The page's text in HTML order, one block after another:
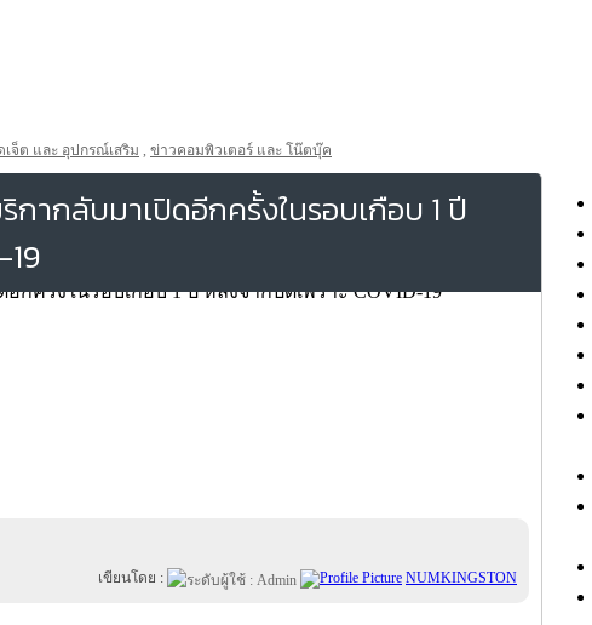
จ็ต และ อุปกรณ์เสริม , ข่าวคอมพิวเตอร์ และ โน๊ตบุ๊ค
กากลับมาเปิดอีกครั้งในรอบเกือบ 1 ปี
เขียนโดย :
NUMKINGSTON